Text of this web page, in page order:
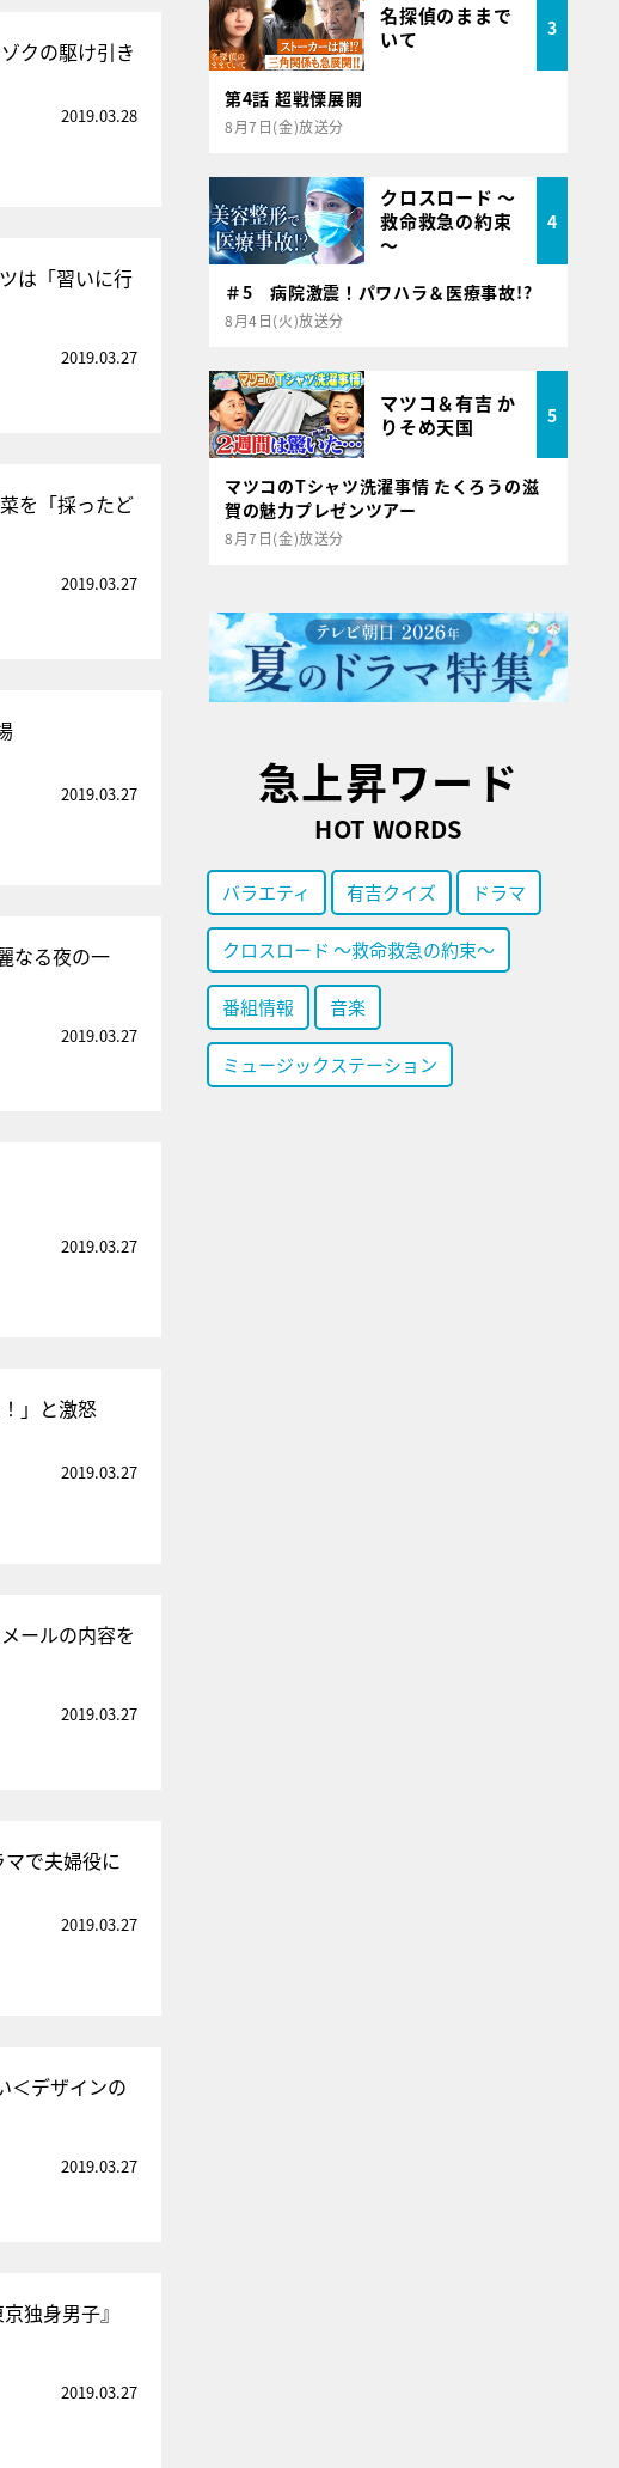
クの駆け引き
2019.03.28
は「習いに行
2019.03.27
を「採ったど
2019.03.27
2019.03.27
なる夜の一
2019.03.27
2019.03.27
」と激怒
2019.03.27
ールの内容を
2019.03.27
で夫婦役に
2019.03.27
＜デザインの
2019.03.27
独身男子』
2019.03.27
名探偵のままで
いて
3
第4話 超戦慄展開
8月7日(金)放送分
クロスロード ～
救命救急の約束
～
4
＃5 病院激震！パワハラ＆医療事故!?
8月4日(火)放送分
マツコ＆有吉 か
りそめ天国
5
マツコのTシャツ洗濯事情 たくろうの滋
賀の魅力プレゼンツアー
8月7日(金)放送分
急上昇ワード
HOT WORDS
バラエティ 有吉クイズ ドラマ
クロスロード ～救命救急の約束～
番組情報 音楽
ミュージックステーション